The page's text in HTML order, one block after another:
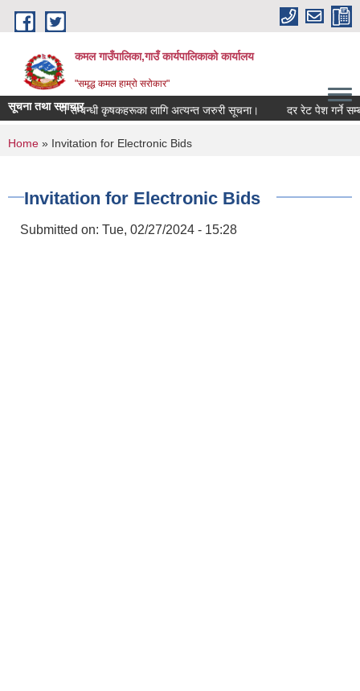
Skip to main content
कमल गाउँपालिका,गाउँ कार्यपालिकाको कार्यालय
"समृद्ध कमल हाम्रो सरोकार"
सूचना तथा समाचार
बाली बीमा गर्ने सम्बन्धी कृषकहरूका लागि अत्यन्त जरुरी सूचना। दर रेट पेश गर्ने
You are here
Home » Invitation for Electronic Bids
Invitation for Electronic Bids
Submitted on: Tue, 02/27/2024 - 15:28